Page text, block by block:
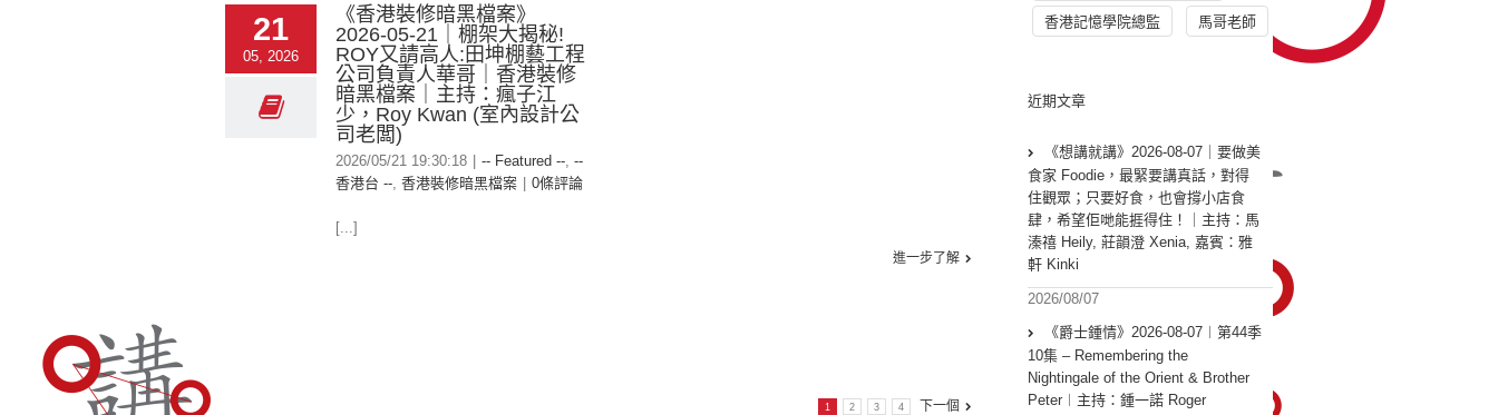
21
05, 2026
《香港裝修暗黑檔案》
2026-05-21｜棚架大揭秘!
ROY又請高人:田坤棚藝工程
公司負責人華哥｜香港裝修
暗黑檔案｜主持：瘋子江
少，Roy Kwan (室內設計公
司老闆)
2026/05/21 19:30:18 -- Featured --, --
香港台 --, 香港裝修暗黑檔案 0條評論
[...]
進一步了解
1 2 3 4 下一個
香港記憶學院總監 馬哥老師
近期文章
《想講就講》2026-08-07｜要做美
食家 Foodie，最緊要講真話，對得
住觀眾；只要好食，也會撐小店食
肆，希望佢哋能捱得住！｜主持：馬
溱禧 Heily, 莊韻澄 Xenia, 嘉賓：雅
軒 Kinki
2026/08/07
《爵士鍾情》2026-08-07︱第44季
10集 – Remembering the
Nightingale of the Orient & Brother
Peter︱主持：鍾一諾 Roger